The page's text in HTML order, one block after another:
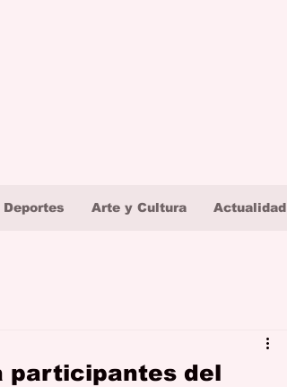
Deportes Arte y Cultura Actualidad
participantes del